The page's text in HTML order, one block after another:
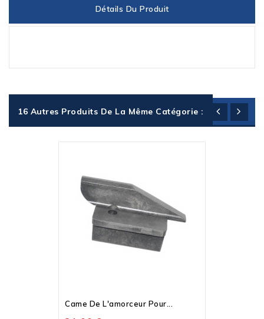
Détails Du Produit
16 Autres Produits De La Même Catégorie :
Came De L'amorceur Pour...